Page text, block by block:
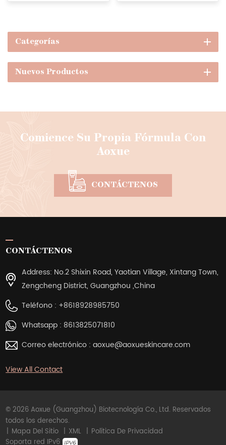
de cúrcuma
Categorías
Nuevos Productos
Comience Su Propia Fórmula Con
Aoxue
CONTÁCTENOS
CONTÁCTENOS
Address: No.2 Shixin Road, Yaotian Village, Xintang Town,
Zengcheng District, Guangzhou ,China
Teléfono : +8618928985750
Whatsapp : 8613825071810
Correo electrónico : aoxue@aoxueskincare.com
View All Contact
© 2026 Aoxue (Guangzhou) Biotecnología Co., Ltd. Reservados
todos los derechos.
| Mapa Del Sitio | XML | Política De Privacidad
Soporta red IPv6